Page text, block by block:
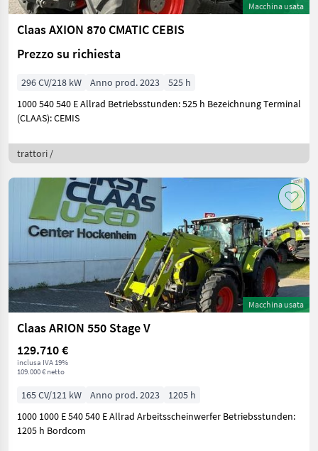
Macchina usata
Claas AXION 870 CMATIC CEBIS
Prezzo su richiesta
296 CV/218 kW Anno prod. 2023
525 h
1000 540 540 E Allrad Betriebsstunden: 525 h Bezeichnung Terminal
(CLAAS): CEMIS
trattori /
Macchina usata
Claas ARION 550 Stage V
129.710 €
inclusa IVA 19%
109.000 € netto
165 CV/121 kW Anno prod. 2023
1205 h
1000 1000 E 540 540 E Allrad Arbeitsscheinwerfer Betriebsstunden:
1205 h Bordcom